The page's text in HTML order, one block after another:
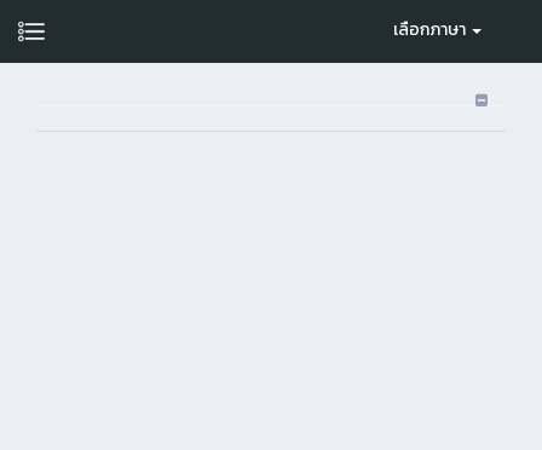
เลือกภาษา